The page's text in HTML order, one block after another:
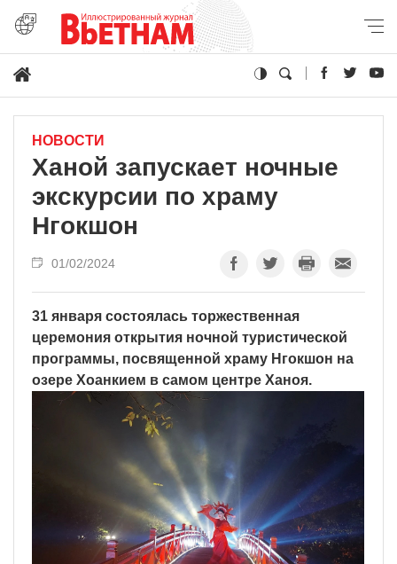
НОВОСТИ
Ханой запускает ночные
экскурсии по храму
Нгокшон
01/02/2024
31 января состоялась торжественная
церемония открытия ночной туристической
программы, посвященной храму Нгокшон на
озере Хоанкием в самом центре Ханоя.